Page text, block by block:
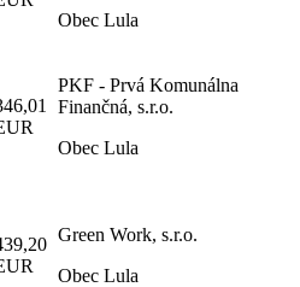
Obec Lula
PKF - Prvá Komunálna
Finančná, s.r.o.
Obec Lula
Green Work, s.r.o.
Obec Lula